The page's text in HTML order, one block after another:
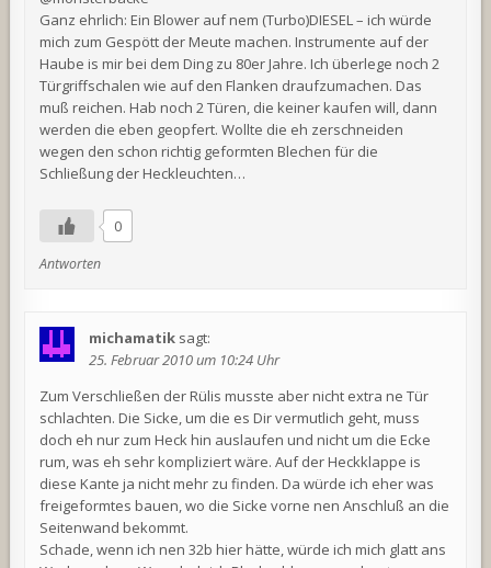
Ganz ehrlich: Ein Blower auf nem (Turbo)DIESEL – ich würde
mich zum Gespött der Meute machen. Instrumente auf der
Haube is mir bei dem Ding zu 80er Jahre. Ich überlege noch 2
Türgriffschalen wie auf den Flanken draufzumachen. Das
muß reichen. Hab noch 2 Türen, die keiner kaufen will, dann
werden die eben geopfert. Wollte die eh zerschneiden
wegen den schon richtig geformten Blechen für die
Schließung der Heckleuchten…
0
Antworten
michamatik sagt:
25. Februar 2010 um 10:24 Uhr
Zum Verschließen der Rülis musste aber nicht extra ne Tür
schlachten. Die Sicke, um die es Dir vermutlich geht, muss
doch eh nur zum Heck hin auslaufen und nicht um die Ecke
rum, was eh sehr kompliziert wäre. Auf der Heckklappe is
diese Kante ja nicht mehr zu finden. Da würde ich eher was
freigeformtes bauen, wo die Sicke vorne nen Anschluß an die
Seitenwand bekommt.
Schade, wenn ich nen 32b hier hätte, würde ich mich glatt ans